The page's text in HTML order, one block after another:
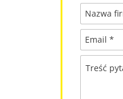
Nazwa
Email *
Treść